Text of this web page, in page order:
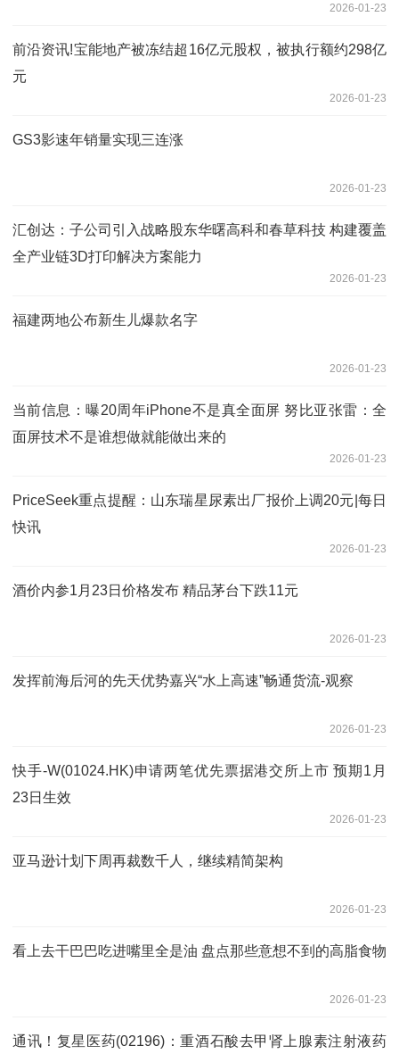
2026-01-23
前沿资讯!宝能地产被冻结超16亿元股权，被执行额约298亿
元
2026-01-23
GS3影速年销量实现三连涨
2026-01-23
汇创达：子公司引入战略股东华曙高科和春草科技 构建覆盖
全产业链3D打印解决方案能力
2026-01-23
福建两地公布新生儿爆款名字
2026-01-23
当前信息：曝20周年iPhone不是真全面屏 努比亚张雷：全
面屏技术不是谁想做就能做出来的
2026-01-23
PriceSeek重点提醒：山东瑞星尿素出厂报价上调20元|每日
快讯
2026-01-23
酒价内参1月23日价格发布 精品茅台下跌11元
2026-01-23
发挥前海后河的先天优势嘉兴“水上高速”畅通货流-观察
2026-01-23
快手-W(01024.HK)申请两笔优先票据港交所上市 预期1月
23日生效
2026-01-23
亚马逊计划下周再裁数千人，继续精简架构
2026-01-23
看上去干巴巴吃进嘴里全是油 盘点那些意想不到的高脂食物
2026-01-23
通讯！复星医药(02196)：重酒石酸去甲肾上腺素注射液药